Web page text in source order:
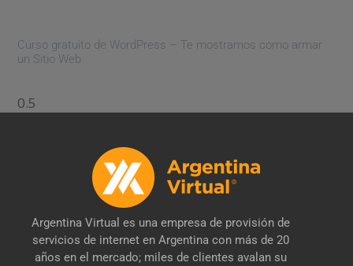
Curso gratuito de WordPress – Te mostramos como armar
un Sitio Web
Argentina Virtual es una empresa de provisión de
servicios de internet en Argentina con más de 20
años en el mercado; miles de clientes avalan su